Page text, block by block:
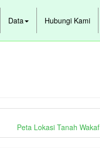
Data Hubungi Kami
Peta Lokasi Tanah Wakaf